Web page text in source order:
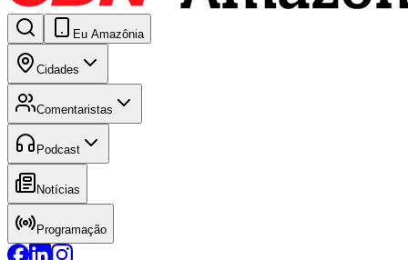
Eu Amazônia
Cidades
Comentaristas
Podcast
Notícias
Programação